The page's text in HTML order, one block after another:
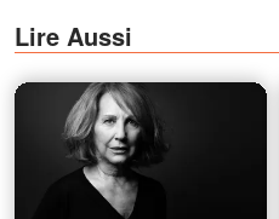
Lire Aussi